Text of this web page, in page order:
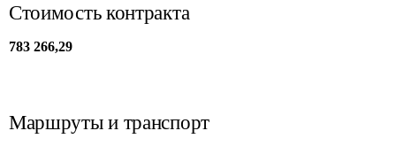
Стоимость контракта
783 266,29
Маршруты и транспорт